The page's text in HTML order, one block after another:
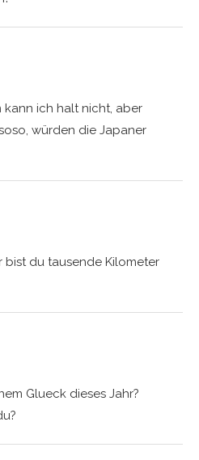
kann ich halt nicht, aber
würden die Japaner
bist du tausende Kilometer
Glueck dieses Jahr?